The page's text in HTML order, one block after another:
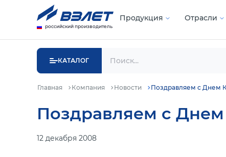
российский производитель
Продукция Отрасли
КАТАЛОГ
Главная Компания Новости Поздравляем с Днем
Поздравляем с Днем
12 декабря 2008